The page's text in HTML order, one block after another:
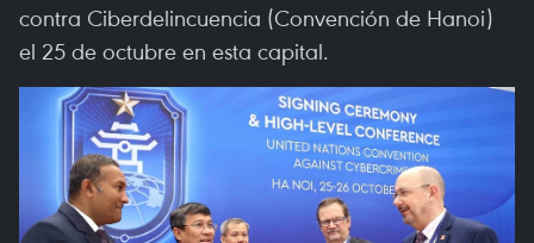
contra Ciberdelincuencia (Convención de Hanoi)
el 25 de octubre en esta capital.